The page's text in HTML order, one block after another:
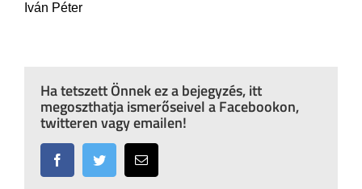
Iván Péter
Ha tetszett Önnek ez a bejegyzés, itt
megoszthatja ismerőseivel a Facebookon,
twitteren vagy emailen!
FacebookTwitter Email: